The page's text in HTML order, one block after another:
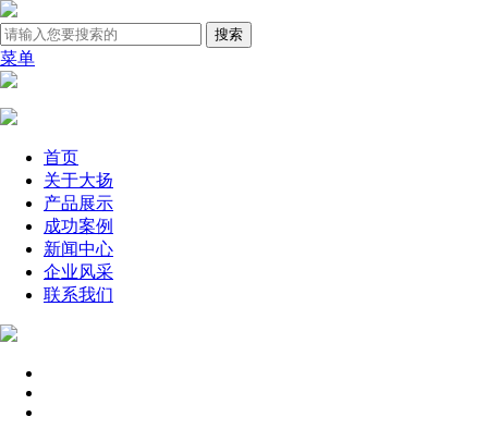
菜单
首页
关于大扬
产品展示
成功案例
新闻中心
企业风采
联系我们